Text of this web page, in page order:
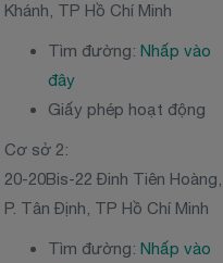
Khánh, TP Hồ Chí Minh
Tìm đường:Nhấp vào
đây
Giấy phép hoạt động
Cơ sở 2:
20-20Bis-22 Đinh Tiên Hoàng,
P. Tân Định, TP Hồ Chí Minh
Tìm đường:Nhấp vào